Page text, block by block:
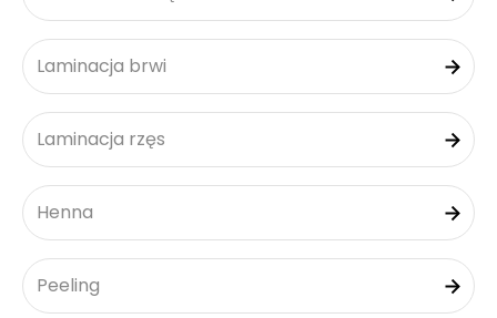
Laminacja brwi
Laminacja rzęs
Henna
Peeling